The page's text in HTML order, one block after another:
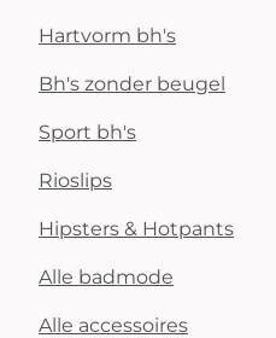
Hartvorm bh's
Bh's zonder beugel
Sport bh's
Rioslips
Hipsters & Hotpants
Alle badmode
Alle accessoires